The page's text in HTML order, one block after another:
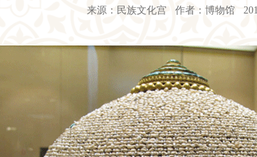
来源：民族文化宫 作者：博物馆